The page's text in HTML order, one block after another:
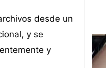
desde un
y se
y